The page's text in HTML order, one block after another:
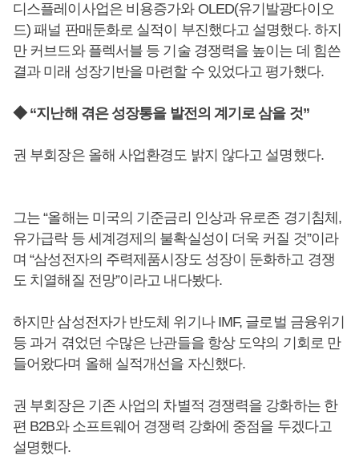
디스플레이사업은 비용증가와 OLED(유기발광다이오
드) 패널 판매둔화로 실적이 부진했다고 설명했다. 하지
만 커브드와 플렉서블 등 기술 경쟁력을 높이는 데 힘쓴
결과 미래 성장기반을 마련할 수 있었다고 평가했다.
◆ “지난해 겪은 성장통을 발전의 계기로 삼을 것”
권 부회장은 올해 사업환경도 밝지 않다고 설명했다.
그는 “올해는 미국의 기준금리 인상과 유로존 경기침체,
유가급락 등 세계경제의 불확실성이 더욱 커질 것”이라
며 “삼성전자의 주력제품시장도 성장이 둔화하고 경쟁
도 치열해질 전망”이라고 내다봤다.
하지만 삼성전자가 반도체 위기나 IMF, 글로벌 금융위기
등 과거 겪었던 수많은 난관들을 항상 도약의 기회로 만
들어왔다며 올해 실적개선을 자신했다.
권 부회장은 기존 사업의 차별적 경쟁력을 강화하는 한
편 B2B와 소프트웨어 경쟁력 강화에 중점을 두겠다고
설명했다.